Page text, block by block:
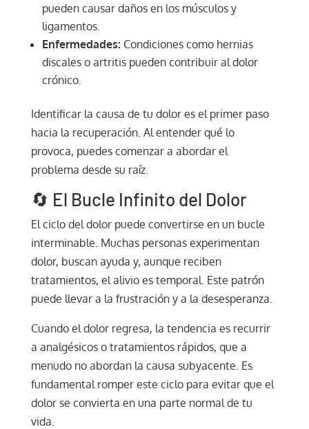
pueden causar daños en los músculos y
ligamentos.
Enfermedades: Condiciones como hernias
discales o artritis pueden contribuir al dolor
crónico.
Identificar la causa de tu dolor es el primer paso
hacia la recuperación. Al entender qué lo
provoca, puedes comenzar a abordar el
problema desde su raíz.
🔄 El Bucle Infinito del Dolor
El ciclo del dolor puede convertirse en un bucle
interminable. Muchas personas experimentan
dolor, buscan ayuda y, aunque reciben
tratamientos, el alivio es temporal. Este patrón
puede llevar a la frustración y a la desesperanza.
Cuando el dolor regresa, la tendencia es recurrir
a analgésicos o tratamientos rápidos, que a
menudo no abordan la causa subyacente. Es
fundamental romper este ciclo para evitar que el
dolor se convierta en una parte normal de tu
vida.